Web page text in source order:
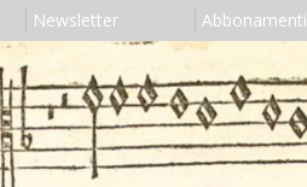
Newsletter Abbonamenti